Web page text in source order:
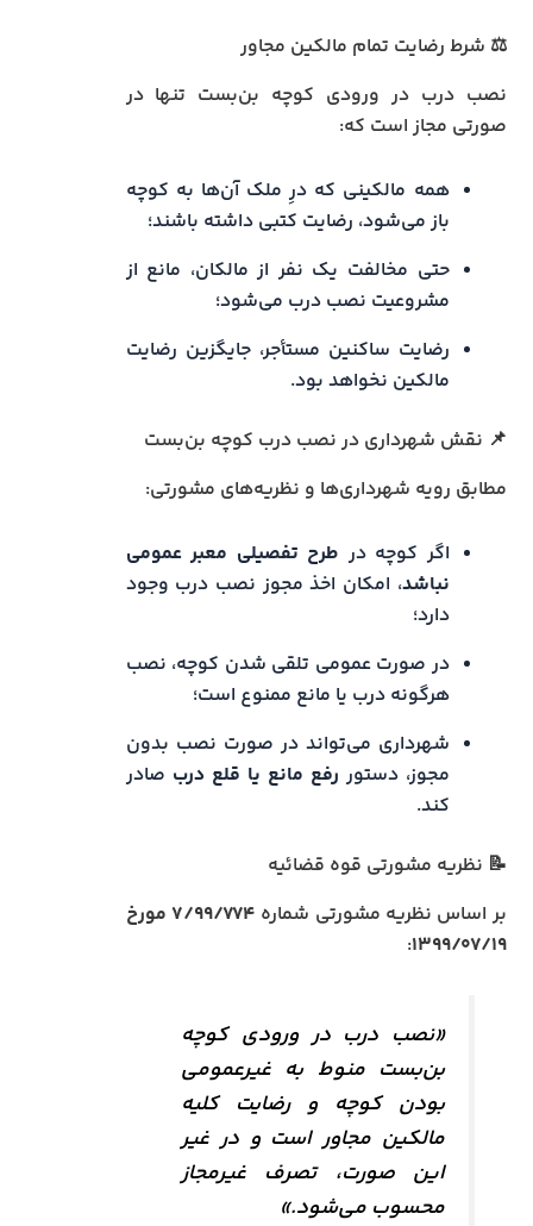
⚖️ شرط رضایت تمام مالکین مجاور
نصب درب در ورودی کوچه بن‌بست تنها در
صورتی مجاز است که:
همه مالکینی که درِ ملک آن‌ها به کوچه
باز می‌شود، رضایت کتبی داشته باشند؛
حتی مخالفت یک نفر از مالکان، مانع از
مشروعیت نصب درب می‌شود؛
رضایت ساکنین مستأجر، جایگزین رضایت
مالکین نخواهد بود.
📌 نقش شهرداری در نصب درب کوچه بن‌بست
مطابق رویه شهرداری‌ها و نظریه‌های مشورتی:
اگر کوچه در طرح تفصیلی معبر عمومی
نباشد، امکان اخذ مجوز نصب درب وجود
دارد؛
در صورت عمومی تلقی شدن کوچه، نصب
هرگونه درب یا مانع ممنوع است؛
شهرداری می‌تواند در صورت نصب بدون
مجوز، دستور رفع مانع یا قلع درب صادر
کند.
📝 نظریه مشورتی قوه قضائیه
بر اساس نظریه مشورتی شماره
۷/۹۹/۷۷۴ مورخ
۱۳۹۹/۰۷/۱۹:
«نصب درب در ورودی کوچه
بن‌بست منوط به غیرعمومی
بودن کوچه و رضایت کلیه
مالکین مجاور است و در غیر
این صورت، تصرف غیرمجاز
محسوب می‌شود.»